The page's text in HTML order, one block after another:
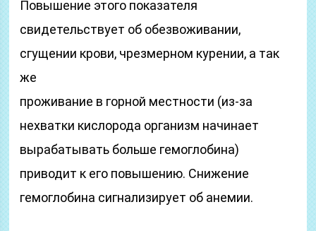
Повышение этого показателя
свидетельствует об обезвоживании,
сгущении крови, чрезмерном курении, а так
же
проживание в горной местности (из-за
нехватки кислорода организм начинает
вырабатывать больше гемоглобина)
приводит к его повышению. Снижение
гемоглобина сигнализирует об анемии.